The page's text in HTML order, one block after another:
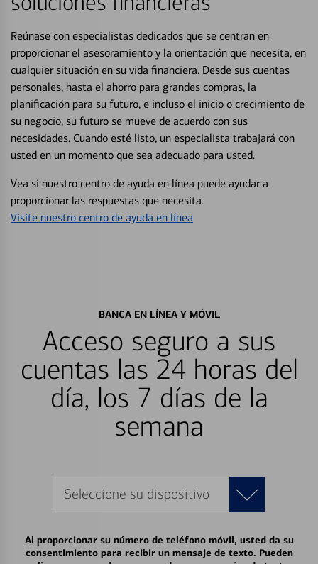
Reúnase con especialistas dedicados que se centran en
proporcionar el asesoramiento y la orientación que necesita, en
cualquier situación en su vida financiera. Desde sus cuentas
personales, hasta el ahorro para grandes compras, la
planificación para su futuro, e incluso el inicio o crecimiento de
su negocio, su futuro se mueve de acuerdo con sus
necesidades. Cuando esté listo, un especialista trabajará con
usted en un momento que sea adecuado para usted.
Vea si nuestro centro de ayuda en línea puede ayudar a
proporcionar las respuestas que necesita.
Visite nuestro centro de ayuda en línea
BANCA EN LÍNEA Y MÓVIL
Acceso seguro a sus
cuentas las 24 horas del
día, los 7 días de la
semana
Seleccione su dispositivo
Al proporcionar su número de teléfono móvil, usted da su
consentimiento para recibir un mensaje de texto. Pueden